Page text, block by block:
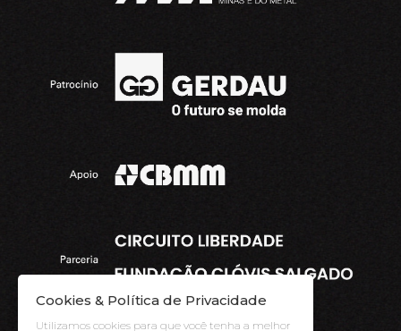
Cookies & Política de Privacidade
Utilizamos cookies para que você tenha a melhor